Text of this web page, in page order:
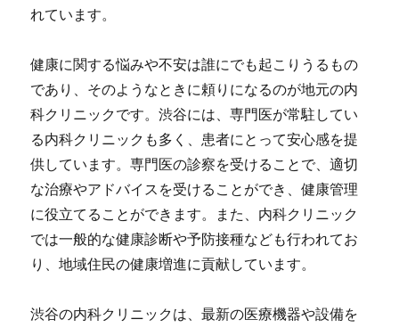
れています。
健康に関する悩みや不安は誰にでも起こりうるもの
であり、そのようなときに頼りになるのが地元の内
科クリニックです。渋谷には、専門医が常駐してい
る内科クリニックも多く、患者にとって安心感を提
供しています。専門医の診察を受けることで、適切
な治療やアドバイスを受けることができ、健康管理
に役立てることができます。また、内科クリニック
では一般的な健康診断や予防接種なども行われてお
り、地域住民の健康増進に貢献しています。
渋谷の内科クリニックは、最新の医療機器や設備を